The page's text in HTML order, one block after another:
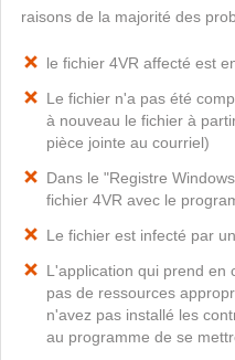
raisons de la majorité des
le fichier 4VR affecté est
Le fichier n'a pas été
à nouveau le fichier à
pièce jointe au courriel)
Dans le "Registre
fichier 4VR avec le
Le fichier est infecté par
L'application qui prend en
pas de ressources
n'avez pas installé les
au programme de se